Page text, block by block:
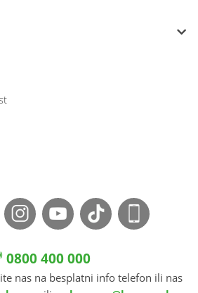
0800 400 000
nas na besplatni info telefon ili nas